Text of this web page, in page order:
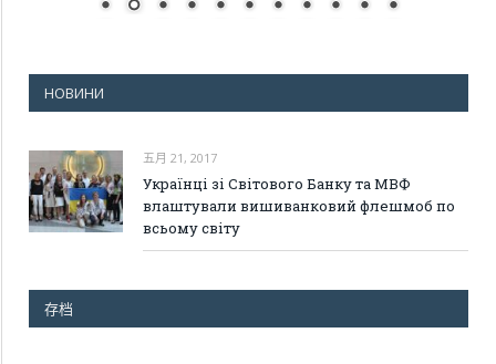
НОВИНИ
五月 21, 2017
Українці зі Світового Банку та МВФ
влаштували вишиванковий флешмоб по
всьому світу
存档